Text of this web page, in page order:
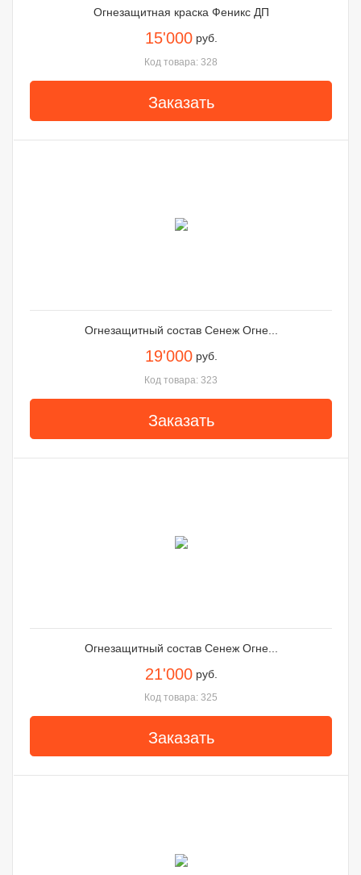
Огнезащитная краска Феникс ДП
15'000 руб.
Код товара: 328
Заказать
Огнезащитный состав Сенеж Огне...
19'000 руб.
Код товара: 323
Заказать
Огнезащитный состав Сенеж Огне...
21'000 руб.
Код товара: 325
Заказать